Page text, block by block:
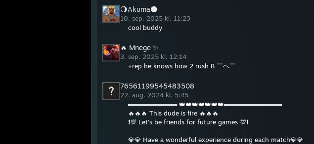
🌖Akuma🌑
10. sep. 2025 kl. 11:23
cool buddy
🔥 Mnege ✨
3. sep. 2025 kl. 12:14
+rep he knows how 2 rush B ￣ヘ￣
76561199545483508
22. aug. 2024 kl. 5:45
═══════════ 👑👑👑👑👑👑👑═════════════
🔥🔥🔥 This dude is fire 🔥🔥🔥
❗️💯 Let’s be friends for future games 💯❗️
💎💎 Have a wonderful experience during each match💎💎